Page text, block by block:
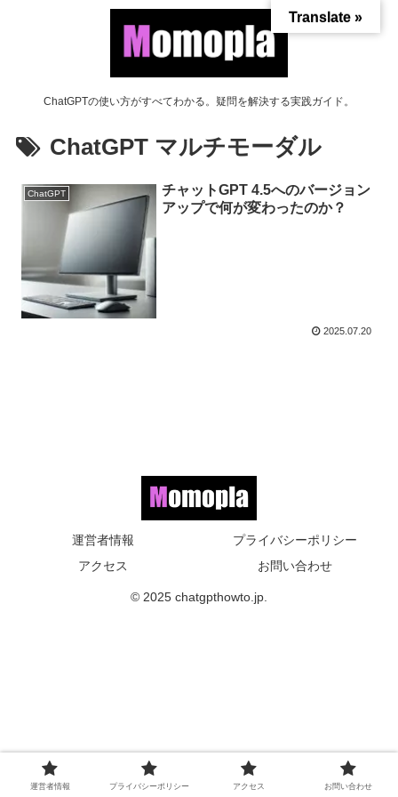
ChatGPTの使い方がすべてわかる。疑問を解決する実践ガイド。
ChatGPT マルチモーダル
ChatGPT
チャットGPT 4.5へのバージョン
アップで何が変わったのか？
2025.07.20
運営者情報
プライバシーポリシー
アクセス
お問い合わせ
© 2025 chatgpthowto.jp.
運営者情報 プライバシーポリシー アクセス お問い合わせ
Translate »